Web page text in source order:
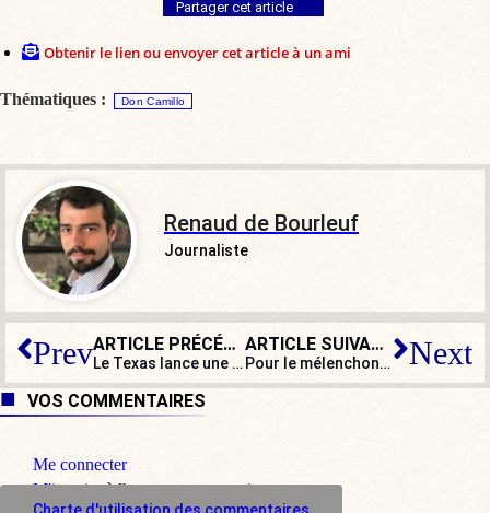
Partager cet article
Obtenir le lien ou envoyer cet article à un ami
Thématiques : Don Camillo
Renaud de Bourleuf
Journaliste
Prev ARTICLE PRÉCÉDENT
Le Texas lance une chasse aux sorcières contre le wokisme à l’école
ARTICLE SUIVANT
Pour le mélenchoniste Éric Coquerel, « l’extrême droite » commence à Manuel Valls ! Next
VOS COMMENTAIRES
Me connecter
M'inscrire à l'espace commentaire